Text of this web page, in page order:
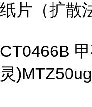
纸片（扩散
CT0466B
灵)MTZ50ug